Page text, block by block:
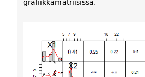
grafiikkamatriisissa.